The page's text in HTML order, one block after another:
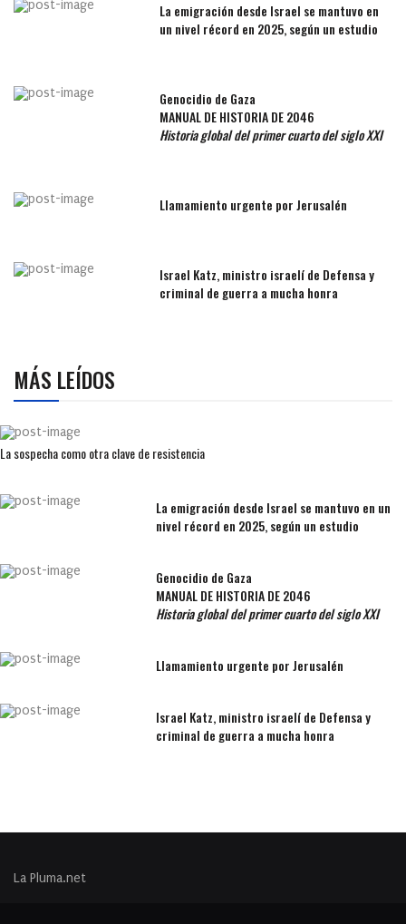
La emigración desde Israel se mantuvo en
un nivel récord en 2025, según un estudio
Genocidio de Gaza
MANUAL DE HISTORIA DE 2046
Historia global del primer cuarto del siglo XXI
Llamamiento urgente por Jerusalén
Israel Katz, ministro israelí de Defensa y
criminal de guerra a mucha honra
MÁS LEÍDOS
La sospecha como otra clave de resistencia
La emigración desde Israel se mantuvo en un
nivel récord en 2025, según un estudio
Genocidio de Gaza
MANUAL DE HISTORIA DE 2046
Historia global del primer cuarto del siglo XXI
Llamamiento urgente por Jerusalén
Israel Katz, ministro israelí de Defensa y
criminal de guerra a mucha honra
La Pluma.net